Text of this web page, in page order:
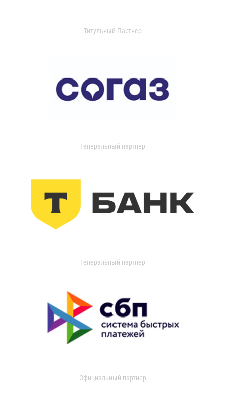
Титульный Партнер
Генеральный партнер
Генеральный партнер
Официальный партнер